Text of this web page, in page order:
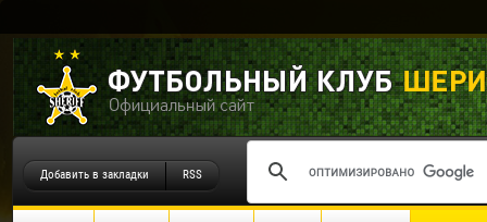
Добавить в закладки RSS